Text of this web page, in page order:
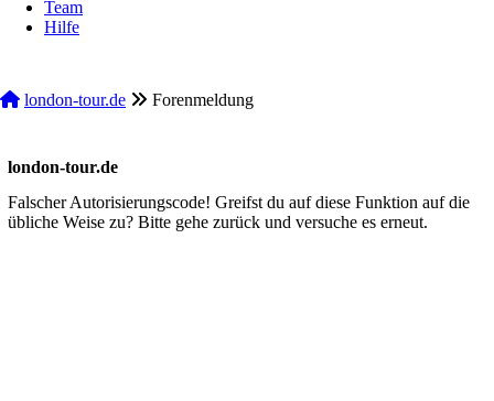
Team
Hilfe
london-tour.de Forenmeldung
london-tour.de
Falscher Autorisierungscode! Greifst du auf diese Funktion auf die
übliche Weise zu? Bitte gehe zurück und versuche es erneut.